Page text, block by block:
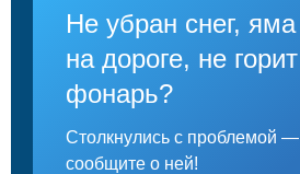
Не убран снег, яма
на дороге, не горит
фонарь?
Столкнулись с проблемой —
сообщите о ней!